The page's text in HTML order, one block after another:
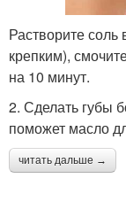
Растворите
крепким),
на 10 минут.
2. Сделать губы
поможет масло
читать дальше →